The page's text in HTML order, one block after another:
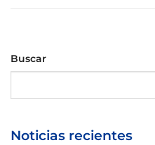
Buscar
Noticias recientes